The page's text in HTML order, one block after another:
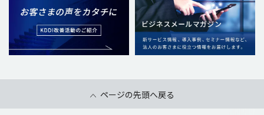
ページの先頭へ戻る